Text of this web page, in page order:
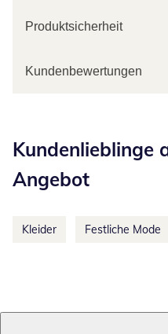
Produktsicherheit
Kundenbewertungen
Kundenlieblinge
Angebot
Kleider Festliche Mode